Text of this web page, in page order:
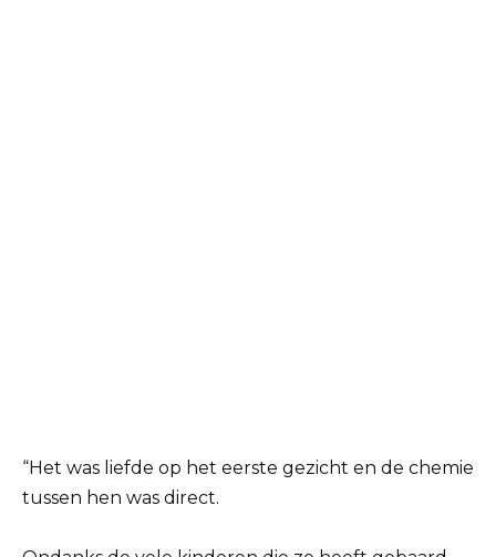
“Het was liefde op het eerste gezicht en de chemie
tussen hen was direct.